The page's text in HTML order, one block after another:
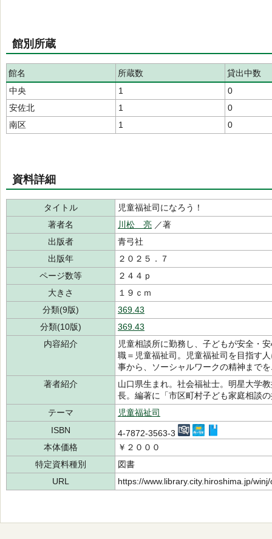
館別所蔵
館名 所蔵数
貸出中数
中央
1
0
安佐北
1
0
南区
1 0
資料詳細
タイトル
児童福祉司になろう！
著者名
川松 亮 ／著
出版者
青弓社
出版年
２０２５．７
ページ数等
２４４ｐ
大きさ
１９ｃｍ
分類(9版)
369.43
分類(10版)
369.43
内容紹介
児童相談所に勤務し、子どもが安全・
職＝児童福祉司。児童福祉司を目指す
事から、ソーシャルワークの精神まで
著者紹介
山口県生まれ。社会福祉士。明星大学
長。編著に「市区町村子ども家庭相談
テーマ
児童福祉司
ISBN
4-7872-3563-3
本体価格
￥２０００
特定資料種別
図書
URL
https://www.library.city.hiroshima.jp/